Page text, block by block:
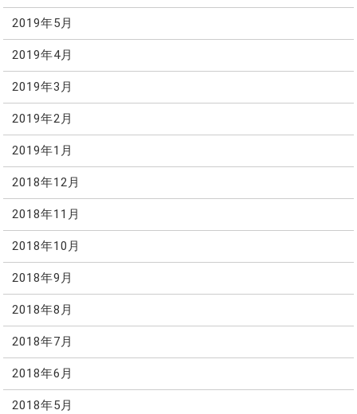
2019年5月
2019年4月
2019年3月
2019年2月
2019年1月
2018年12月
2018年11月
2018年10月
2018年9月
2018年8月
2018年7月
2018年6月
2018年5月